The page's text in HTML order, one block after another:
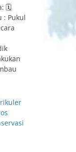
🗓
: Pukul